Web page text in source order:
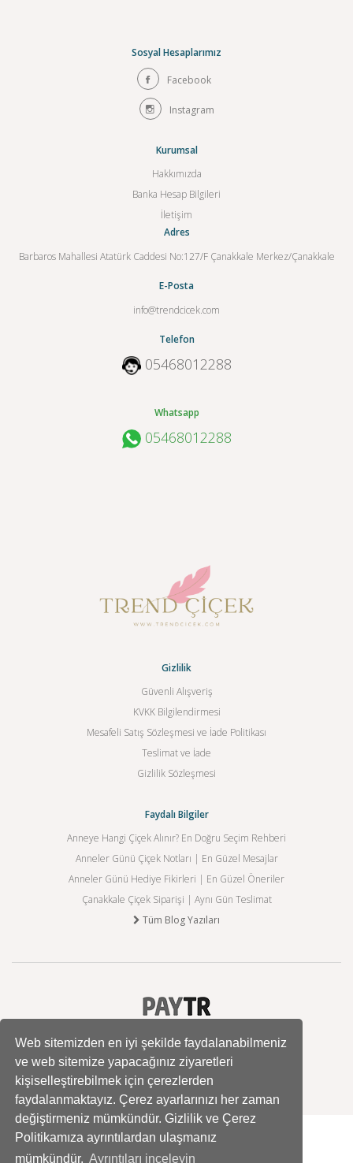
Web sitemizden en iyi şekilde faydalanabilmeniz
ve web sitemize yapacağınız ziyaretleri
kişiselleştirebilmek için çerezlerden
faydalanmaktayız. Çerez ayarlarınızı her zaman
değiştirmeniz mümkündür. Gizlilik ve Çerez
Politikamıza ayrıntılardan ulaşmanız
mümkündür. Ayrıntıları inceleyin
Sosyal Hesaplarımız
Facebook
Instagram
Kurumsal
Hakkımızda
Banka Hesap Bilgileri
İletişim
Adres
Barbaros Mahallesi Atatürk Caddesi No:127/F Çanakkale Merkez/Çanakkale
E-Posta
info@trendcicek.com
Telefon
05468012288
Whatsapp
05468012288
Gizlilik
Güvenli Alışveriş
KVKK Bilgilendirmesi
Mesafeli Satış Sözleşmesi ve İade Politikası
Teslimat ve İade
Gizlilik Sözleşmesi
Faydalı Bilgiler
Anneye Hangi Çiçek Alınır? En Doğru Seçim Rehberi
Anneler Günü Çiçek Notları | En Güzel Mesajlar
Anneler Günü Hediye Fikirleri | En Güzel Öneriler
Çanakkale Çiçek Siparişi | Aynı Gün Teslimat
Tüm Blog Yazıları